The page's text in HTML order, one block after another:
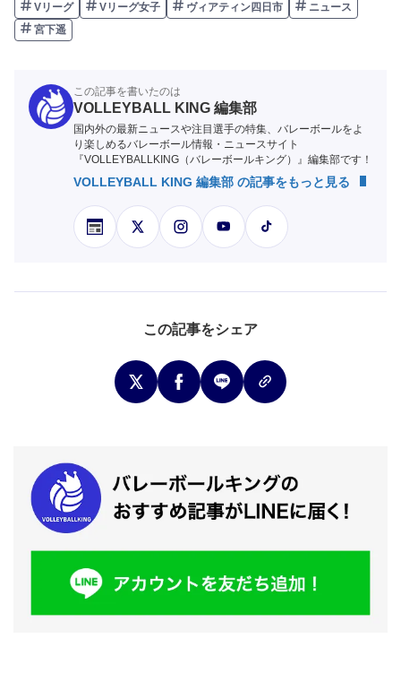
Vリーグ Vリーグ女子 ヴィアティン四日市
ニュース
宮下遥
この記事を書いたのは
VOLLEYBALL KING 編集部
国内外の最新ニュースや注目選手の特集、バレーボールをよ
り楽しめるバレーボール情報・ニュースサイト
『VOLLEYBALLKING（バレーボールキング）』編集部です！
VOLLEYBALL KING 編集部 の記事をもっと見る
この記事をシェア